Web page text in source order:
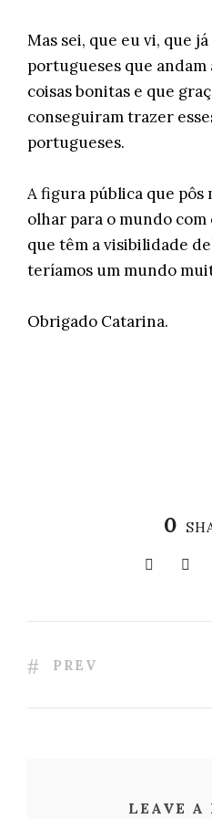
Mas sei, que eu vi, que
portugueses que
coisas bonitas e que
conseguiram trazer
portugueses.
A figura pública que pôs
olhar para o mundo com
que têm a visibilidade
teríamos um mundo
Obrigado Catarina.
0
PREV
LEAVE A